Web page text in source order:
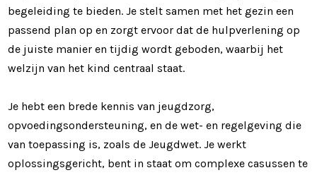
begeleiding te bieden. Je stelt samen met het gezin een
passend plan op en zorgt ervoor dat de hulpverlening op
de juiste manier en tijdig wordt geboden, waarbij het
welzijn van het kind centraal staat.
Je hebt een brede kennis van jeugdzorg,
opvoedingsondersteuning, en de wet- en regelgeving die
van toepassing is, zoals de Jeugdwet. Je werkt
oplossingsgericht, bent in staat om complexe casussen te